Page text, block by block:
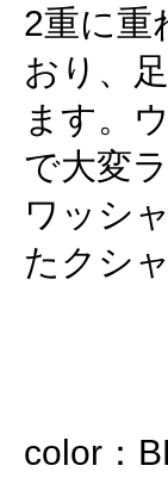
2重に重
おり、
ます。
で大変
ワッシ
たクシ
color：